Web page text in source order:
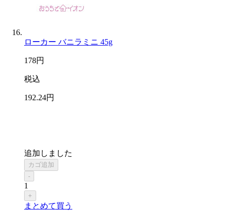
ローカー バニラミニ 45g
178円
税込
192.24円
追加しました
カゴ追加
-
1
+
まとめて買う